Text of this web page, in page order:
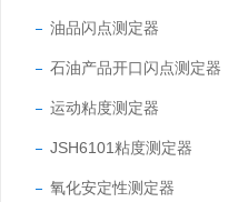
油品闪点测定器
石油产品开口闪点测定器
运动粘度测定器
JSH6101粘度测定器
氧化安定性测定器